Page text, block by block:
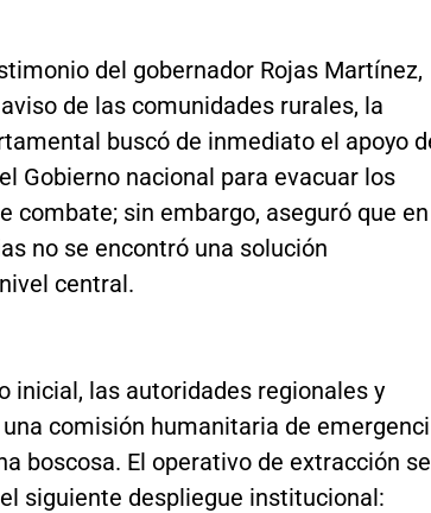
del gobernador Rojas Martínez,
de las comunidades rurales, la
buscó de inmediato el apoyo
Gobierno nacional para evacuar los
combate; sin embargo, aseguró que en
no se encontró una solución
central.
inicial, las autoridades regionales y
comisión humanitaria de
boscosa. El operativo de extracción se
siguiente despliegue institucional: